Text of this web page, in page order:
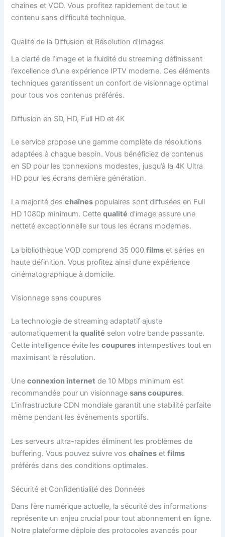
chaînes et VOD. Vous profitez rapidement de tout le
contenu sans difficulté technique.
Qualité de la Diffusion et Résolution d’Images
La clarté de l’image et la fluidité du streaming définissent
l’excellence d’une expérience IPTV moderne. Ces éléments
techniques garantissent un confort de visionnage optimal
pour tous vos contenus préférés.
Diffusion en SD, HD, Full HD et 4K
Le service propose une gamme complète de résolutions
adaptées à chaque besoin. Vous bénéficiez de contenus
en SD pour les connexions modestes, jusqu’à la 4K Ultra
HD pour les écrans dernière génération.
La majorité deschaînes populaires sont diffusées en Full
HD 1080p minimum. Cettequalité d’image assure une
netteté exceptionnelle sur tous les écrans modernes.
La bibliothèque VOD comprend 35 000films et séries en
haute définition. Vous profitez ainsi d’une expérience
cinématographique à domicile.
Visionnage sans coupures
La technologie de streaming adaptatif ajuste
automatiquement laqualité selon votre bande passante.
Cette intelligence évite lescoupures intempestives tout en
maximisant la résolution.
Uneconnexion internet de 10 Mbps minimum est
recommandée pour un visionnagesans coupures.
L’infrastructure CDN mondiale garantit une stabilité parfaite
même pendant les événements sportifs.
Les serveurs ultra-rapides éliminent les problèmes de
buffering. Vous pouvez suivre voschaînes etfilms
préférés dans des conditions optimales.
Sécurité et Confidentialité des Données
Dans l’ère numérique actuelle, la sécurité des informations
représente un enjeu crucial pour tout abonnement en ligne.
Notre plateforme déploie des protocoles avancés pour